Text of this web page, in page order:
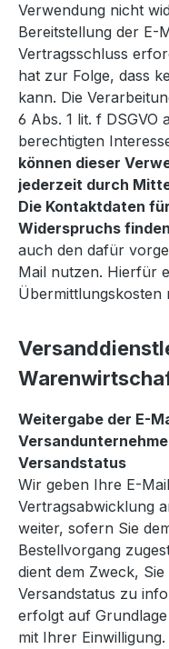
Verwendung nicht
Bereitstellung der E-
Vertragsschluss
hat zur Folge, dass
kann. Die
6 Abs. 1 lit. f DSGVO
berechtigten
können dieser
jederzeit durch
Die Kontaktdaten
Widerspruchs
auch den dafür
Mail nutzen. Hierfür
Übermittlungskosten
Weitergabe der E-
Versandstatus
Wir geben Ihre E-
Vertragsabwicklung
weiter, sofern Sie
Bestellvorgang
dient dem Zweck,
Versandstatus zu
erfolgt auf Grundlage
mit Ihrer